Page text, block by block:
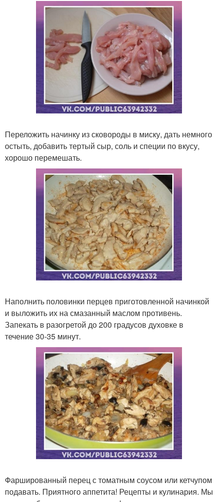
Переложить начинку из сковороды в миску, дать немного
остыть, добавить тертый сыр, соль и специи по вкусу,
хорошо перемешать.
Наполнить половинки перцев приготовленной начинкой
и выложить их на смазанный маслом противень.
Запекать в разогретой до 200 градусов духовке в
течение 30-35 минут.
Фаршированный перец с томатным соусом или кетчупом
подавать. Приятного аппетита! Рецепты и кулинария. Мы